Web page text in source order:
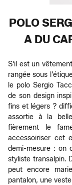
POLO
A DU
S'il est un
rangée sous
le polo Sergio
de son design
fins et légers ?
assortie à la
fièrement le
accessoiriser cet
demi-mesure : on
styliste transalpin.
peut encore
pantalon, une